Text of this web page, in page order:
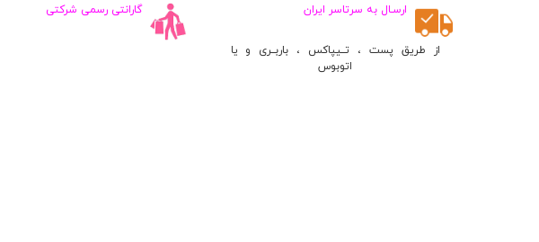
ارسـال به سرتاسر ایران
از طریق پست ، تــیپاکس ، باربــری و یا
اتوبوس
گارانتی رسمی شرکتی